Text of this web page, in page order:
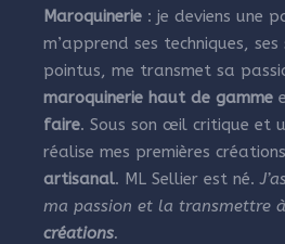
Maroquinerie : je deviens une
m’apprend ses techniques,
pointus, me transmet sa
maroquinerie haut de gamme
faire. Sous son œil critique et
réalise mes premières
artisanal. ML Sellier est né.
ma passion et la transmettre
créations.